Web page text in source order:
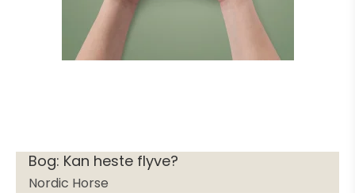
Bog: Kan heste flyve?
Nordic Horse